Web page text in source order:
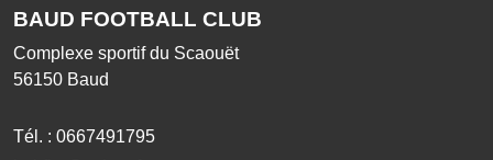
BAUD FOOTBALL CLUB
Complexe sportif du Scaouët